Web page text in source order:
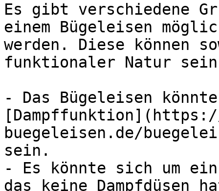
Es gibt verschiedene
einem Bügeleisen
werden. Diese können
funktionaler Natur
- Das Bügeleisen
buegeleisen.de/
sein.
- Es könnte sich um
das keine Dampfdüsen